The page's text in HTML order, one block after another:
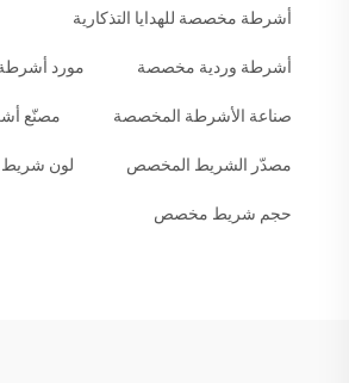
أشرطة مخصصة للهدايا التذكارية
أشرطة وردية مخصصة مورد
صناعة الأشرطة المخصصة مصنّع
مصدّر الشريط المخصص لون
حجم شريط مخصص